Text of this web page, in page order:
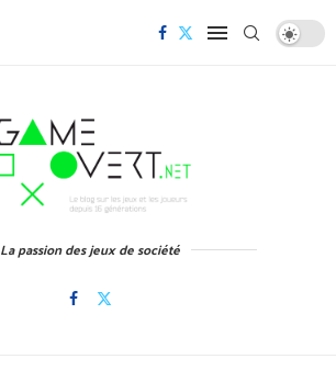
La passion des jeux de société